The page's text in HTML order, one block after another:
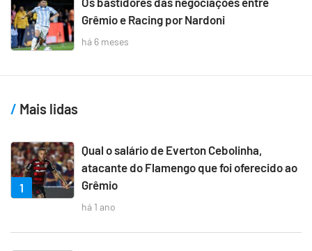
Grêmio e Racing por Nardoni
há 6 meses
Mais lidas
1
Qual o salário de Everton Cebolinha,
atacante do Flamengo que foi oferecido ao
Grêmio
há 1 ano